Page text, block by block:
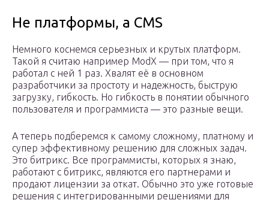
Не платформы, а CMS
Немного коснемся серьезных и крутых платформ.
Такой я считаю например ModX — при том, что я
работал с ней 1 раз. Хвалят её в основном
разработчики за простоту и надежность, быструю
загрузку, гибкость. Но гибкость в понятии обычного
пользователя и программиста — это разные вещи.
А теперь подберемся к самому сложному, платному и
супер эффективному решению для сложных задач.
Это битрикс. Все программисты, которых я знаю,
работают с битрикс, являются его партнерами и
продают лицензии за откат. Обычно это уже готовые
решения с интегрированными решениями для